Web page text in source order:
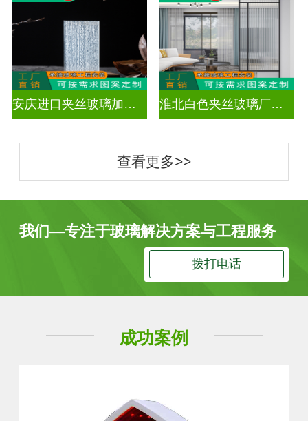
安庆进口夹丝玻璃加工点 淮北白色夹丝玻璃厂家电话
查看更多>>
我们—专注于玻璃解决方案与工程服务
拨打电话
成功案例